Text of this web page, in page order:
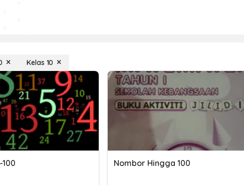
Kelas 10
Nombor Hingga 100